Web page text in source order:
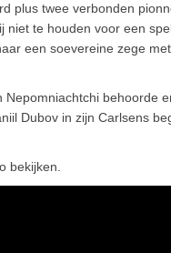
plus twee verbonden
te houden voor een
een soevereine zege
behoorde
Dubov in zijn Carlsens
bekijken.